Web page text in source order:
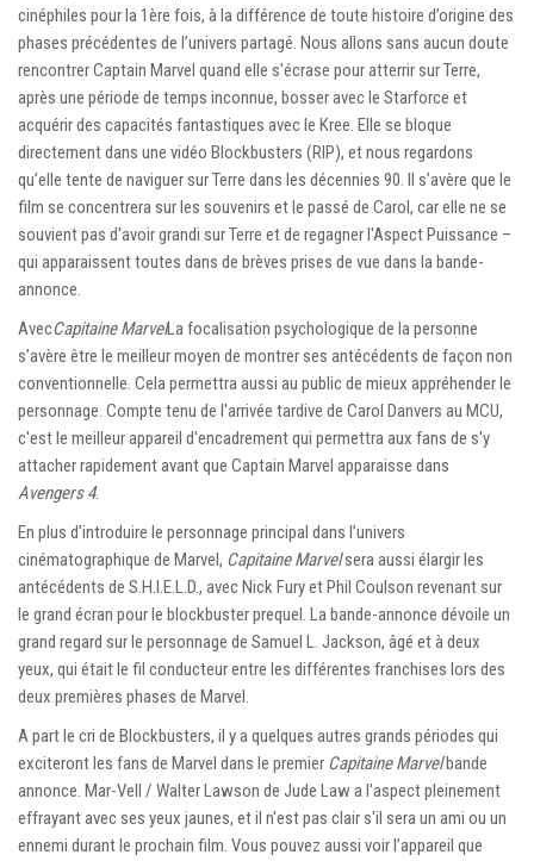
cinéphiles pour la 1ère fois, à la différence de toute histoire d’origine des
phases précédentes de l’univers partagé. Nous allons sans aucun doute
rencontrer Captain Marvel quand elle s'écrase pour atterrir sur Terre,
après une période de temps inconnue, bosser avec le Starforce et
acquérir des capacités fantastiques avec le Kree. Elle se bloque
directement dans une vidéo Blockbusters (RIP), et nous regardons
qu’elle tente de naviguer sur Terre dans les décennies 90. Il s’avère que le
film se concentrera sur les souvenirs et le passé de Carol, car elle ne se
souvient pas d'avoir grandi sur Terre et de regagner l'Aspect Puissance –
qui apparaissent toutes dans de brèves prises de vue dans la bande-
annonce.
AvecCapitaine MarvelLa focalisation psychologique de la personne
s’avère être le meilleur moyen de montrer ses antécédents de façon non
conventionnelle. Cela permettra aussi au public de mieux appréhender le
personnage. Compte tenu de l'arrivée tardive de Carol Danvers au MCU,
c'est le meilleur appareil d'encadrement qui permettra aux fans de s'y
attacher rapidement avant que Captain Marvel apparaisse dans
Avengers 4.
En plus d’introduire le personnage principal dans l’univers
cinématographique de Marvel, Capitaine Marvelsera aussi élargir les
antécédents de S.H.I.E.L.D., avec Nick Fury et Phil Coulson revenant sur
le grand écran pour le blockbuster prequel. La bande-annonce dévoile un
grand regard sur le personnage de Samuel L. Jackson, âgé et à deux
yeux, qui était le fil conducteur entre les différentes franchises lors des
deux premières phases de Marvel.
A part le cri de Blockbusters, il y a quelques autres grands périodes qui
exciteront les fans de Marvel dans le premier Capitaine Marvelbande
annonce. Mar-Vell / Walter Lawson de Jude Law a l'aspect pleinement
effrayant avec ses yeux jaunes, et il n'est pas clair s'il sera un ami ou un
ennemi durant le prochain film. Vous pouvez aussi voir l’appareil que